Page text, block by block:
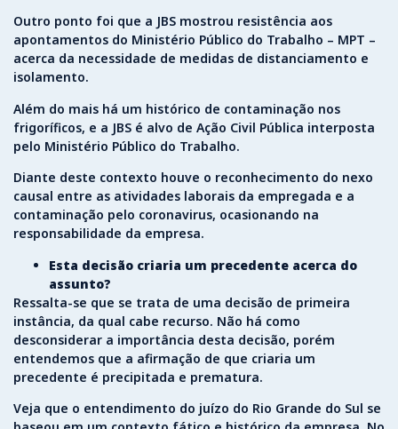
Outro ponto foi que a JBS mostrou resistência aos
apontamentos do Ministério Público do Trabalho – MPT –
acerca da necessidade de medidas de distanciamento e
isolamento.
Além do mais há um histórico de contaminação nos
frigoríficos, e a JBS é alvo de Ação Civil Pública interposta
pelo Ministério Público do Trabalho.
Diante deste contexto houve o reconhecimento do nexo
causal entre as atividades laborais da empregada e a
contaminação pelo coronavirus, ocasionando na
responsabilidade da empresa.
Esta decisão criaria um precedente acerca do
assunto?
Ressalta-se que se trata de uma decisão de primeira
instância, da qual cabe recurso. Não há como
desconsiderar a importância desta decisão, porém
entendemos que a afirmação de que criaria um
precedente é precipitada e prematura.
Veja que o entendimento do juízo do Rio Grande do Sul se